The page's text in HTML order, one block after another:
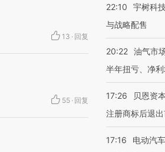
13 · 回复
55 · 回复
22:10
宇树科
与战略配售
20:22 油气市
半年扭亏、净
17:26
贝恩资
注册商标后退
17:16
电动汽